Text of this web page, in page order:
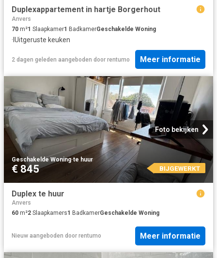
Duplexappartement in hartje Borgerhout
Anvers
70 m²1 Slaapkamer1 BadkamerGeschakelde Woning
· IUitgeruste keuken
2 dagen geleden aangeboden door rentumo Meer informatie
Foto bekijken
Geschakelde Woning·te huur
€ 845 BIJGEWERKT
Duplex te huur
Anvers
60 m²2 Slaapkamers1 BadkamerGeschakelde Woning
Nieuw aangeboden door rentumo Meer informatie